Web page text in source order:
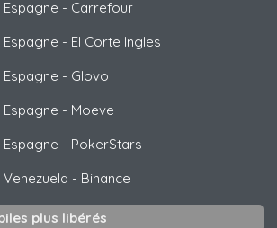
- Carrefour
- El Corte Ingles
- Glovo
- Moeve
- PokerStars
- Binance
plus libérés